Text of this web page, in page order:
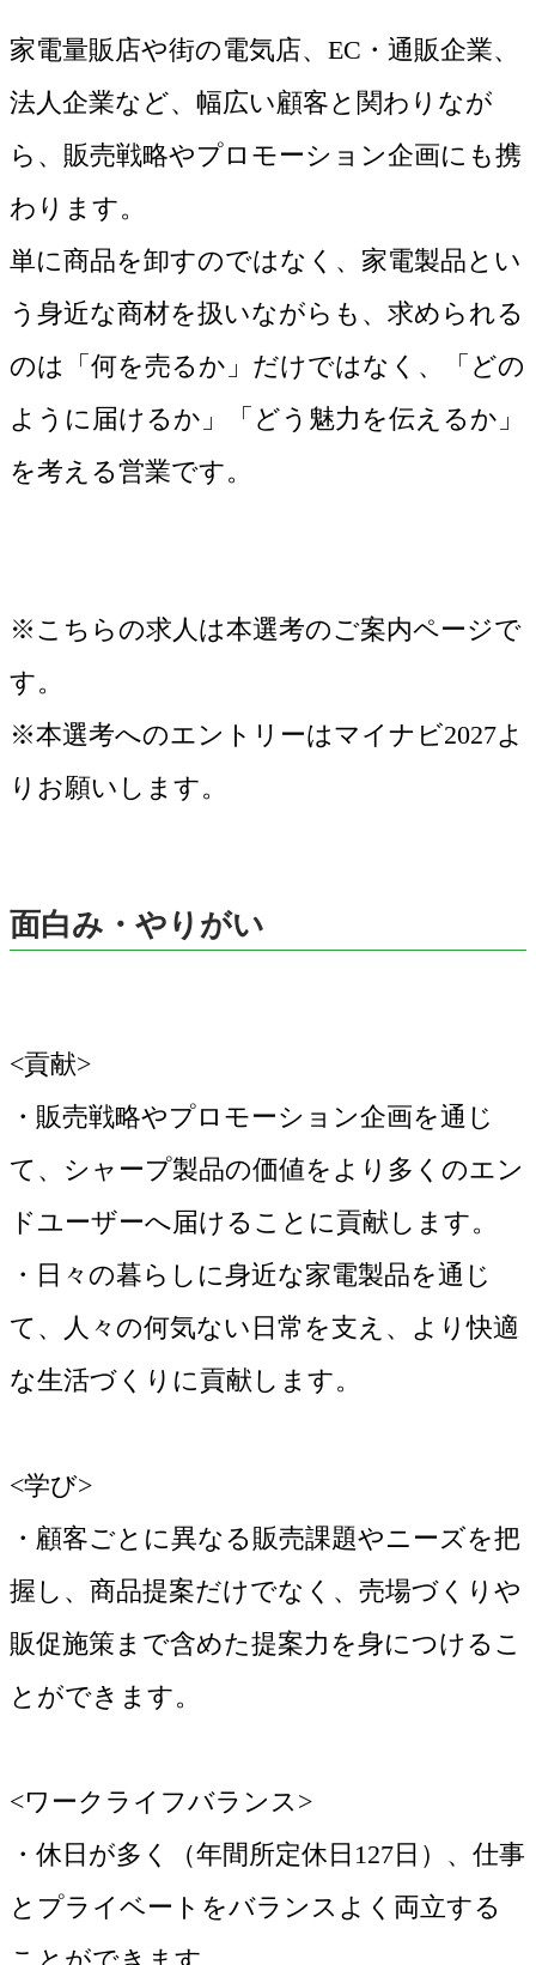
家電量販店や街の電気店、EC・通販企業、
法人企業など、幅広い顧客と関わりなが
ら、販売戦略やプロモーション企画にも携
わります。
単に商品を卸すのではなく、家電製品とい
う身近な商材を扱いながらも、求められる
のは「何を売るか」だけではなく、「どの
ように届けるか」「どう魅力を伝えるか」
を考える営業です。
※こちらの求人は本選考のご案内ページで
す。
※本選考へのエントリーはマイナビ2027よ
りお願いします。
面白み・やりがい
<貢献>
・販売戦略やプロモーション企画を通じ
て、シャープ製品の価値をより多くのエン
ドユーザーへ届けることに貢献します。
・日々の暮らしに身近な家電製品を通じ
て、人々の何気ない日常を支え、より快適
な生活づくりに貢献します。
<学び>
・顧客ごとに異なる販売課題やニーズを把
握し、商品提案だけでなく、売場づくりや
販促施策まで含めた提案力を身につけるこ
とができます。
<ワークライフバランス>
・休日が多く（年間所定休日127日）、仕事
とプライベートをバランスよく両立する